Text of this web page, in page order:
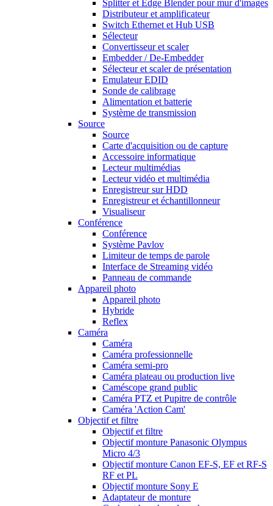
Splitter et Edge Blender pour mur d'images
Distributeur et amplificateur
Switch Ethernet et Hub USB
Sélecteur
Convertisseur et scaler
Embedder / De-Embedder
Sélecteur et scaler de présentation
Emulateur EDID
Sonde de calibrage
Alimentation et batterie
Système de transmission
Source
Source
Carte d'acquisition ou de capture
Accessoire informatique
Lecteur multimédias
Lecteur vidéo et multimédia
Enregistreur sur HDD
Enregistreur et échantillonneur
Visualiseur
Conférence
Conférence
Système Pavlov
Limiteur de temps de parole
Interface de Streaming vidéo
Panneau de commande
Appareil photo
Appareil photo
Hybride
Reflex
Caméra
Caméra
Caméra professionnelle
Caméra semi-pro
Caméra plateau ou production live
Caméscope grand public
Caméra PTZ et Pupitre de contrôle
Caméra 'Action Cam'
Objectif et filtre
Objectif et filtre
Objectif monture Panasonic Olympus
Micro 4/3
Objectif monture Canon EF-S, EF et RF-S
RF et PL
Objectif monture Sony E
Adaptateur de monture